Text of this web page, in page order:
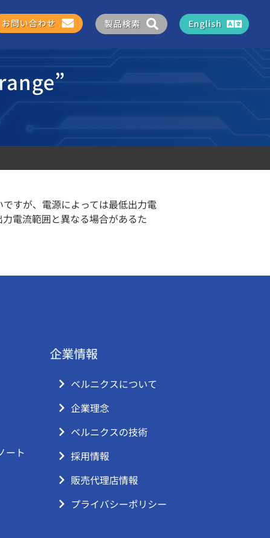
お問い合わせ 製品検索 English
すが、電源によっては最低出力電
電流範囲と異なる場合があるた
ート
企業情報
ベルニクスについて
企業理念
ベルニクスの技術
採用情報
販売代理店情報
プライバシーポリシー